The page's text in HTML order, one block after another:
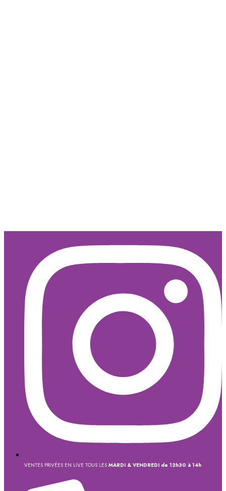
VENTES PRIVÉES EN LIVE TOUS LES MARDI & VENDREDI de 12h30 à 14h